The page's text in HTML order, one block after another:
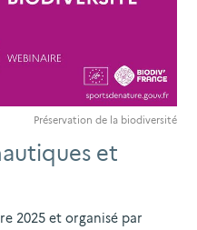
Préservation de la biodiversité
et
2025 et organisé par